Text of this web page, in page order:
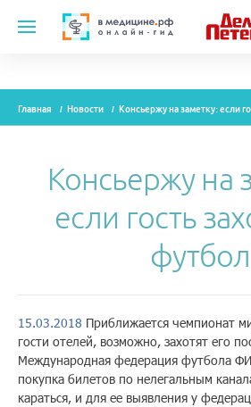
Модули
О проекте
Контакты
Главная Новости Консьержу на заметку: если
Консьержу на
если гость
футбол
15.03.2018 Приближается чемпионат
гости отелей, возможно, захотят его
Международная федерация футбола
покупка билетов по нелегальным
караться, и для ее выявления у